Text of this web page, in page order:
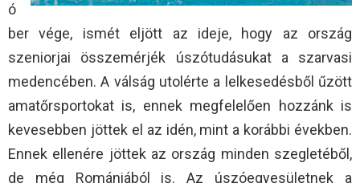
ó
ber vége, ismét eljött az ideje, hogy az ország
szeniorjai összemérjék úszótudásukat a szarvasi
medencében. A válság utolérte a lelkesedésből űzött
amatőrsportokat is, ennek megfelelően hozzánk is
kevesebben jöttek el az idén, mint a korábbi években.
Ennek ellenére jöttek az ország minden szegletéből,
de még Romániából is. Az úszóegyesületnek a